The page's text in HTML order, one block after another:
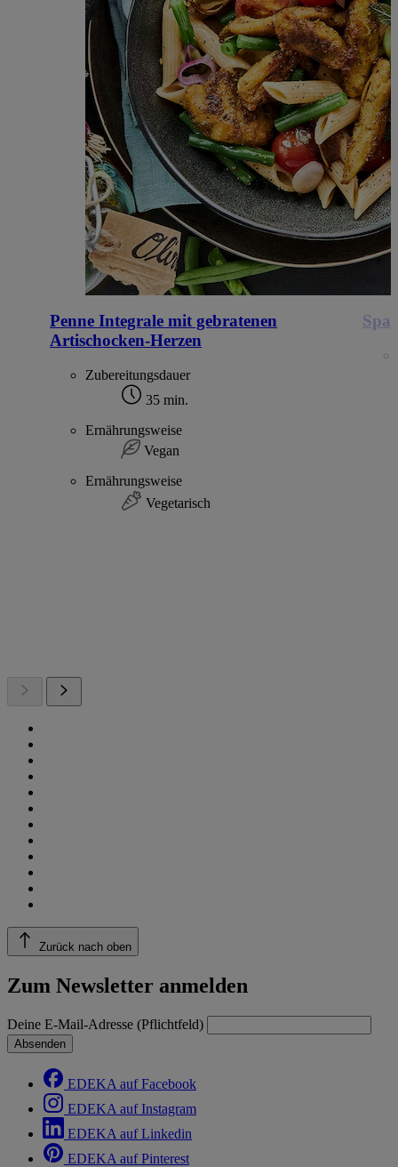
Penne Integrale mit gebratenen
Artischocken-Herzen
Zubereitungsdauer
35 min.
Ernährungsweise
Vegan
Ernährungsweise
Vegetarisch
Zurück nach oben
Zum Newsletter anmelden
Deine E-Mail-Adresse (Pflichtfeld)
Absenden
EDEKA auf Facebook
EDEKA auf Instagram
EDEKA auf Linkedin
EDEKA auf Pinterest